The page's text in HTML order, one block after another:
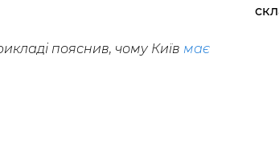
пояснив, чому Київ має